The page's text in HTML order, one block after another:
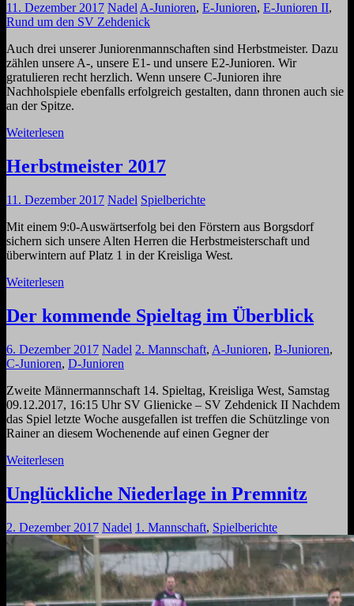
11. Dezember 2017 Nadel A-Junioren, E-Junioren, E-Junioren II,
Rund um den SV Zehdenick
Auch drei unserer Juniorenmannschaften sind Herbstmeister. Dazu
zählen unsere A-, unsere E1- und unsere E2-Junioren. Wir
gratulieren recht herzlich. Wenn unsere C-Junioren ihre
Nachholspiele ebenfalls erfolgreich gestalten, dann thronen auch sie
an der Spitze.
Weiterlesen
Herbstmeister 2017
11. Dezember 2017 Nadel Spielberichte
Mit einem 9:0-Auswärtserfolg bei den Förstern aus Borgsdorf
sichern sich unsere Alten Herren die Herbstmeisterschaft und
überwintern auf Platz 1 in der Kreisliga West.
Weiterlesen
Der kommende Spieltag im Überblick
6. Dezember 2017 Nadel 2. Mannschaft, A-Junioren, B-Junioren,
C-Junioren, D-Junioren
Zweite Männermannschaft 14. Spieltag, Kreisliga West, Samstag
09.12.2017, 16:15 Uhr SV Glienicke – SV Zehdenick II Nachdem
das Spiel letzte Woche ausgefallen ist treffen die Schützlinge von
Rainer an diesem Wochenende auf einen Gegner der
Weiterlesen
Unglückliche Niederlage in Premnitz
2. Dezember 2017 Nadel 1. Mannschaft, Spielberichte